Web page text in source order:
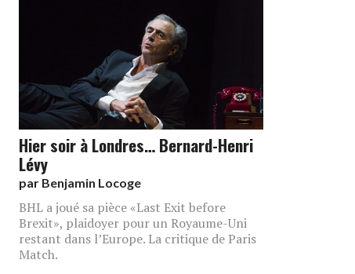
Hier soir à Londres… Bernard-Henri
Lévy
par Benjamin Locoge
BHL a joué sa pièce «Last Exit before
Brexit», plaidoyer pour un Royaume-Uni
restant dans l’Europe. La critique de Paris
Match.